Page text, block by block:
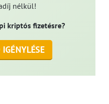
nélkül!
kriptós fizetésre?